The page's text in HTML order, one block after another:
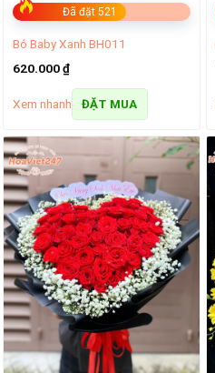
Đã đặt 521
Bó Baby Xanh BH011
620.000₫
Xem nhanh ĐẶT MUA